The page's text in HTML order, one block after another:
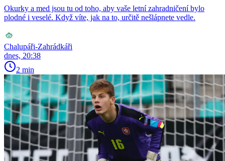
Okurky a med jsou tu od toho, aby vaše letní zahradničení bylo
plodné i veselé. Když víte, jak na to, určitě nešlápnete vedle.
Chalupáři-Zahrádkáři
dnes, 20:38
2 min